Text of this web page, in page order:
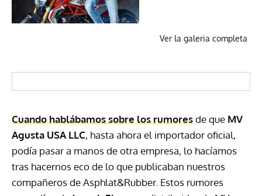
Ver la galeria completa
Cuando hablábamos sobre los rumoresde que MV
Agusta USA LLC, hasta ahora el importador oficial,
podía pasar a manos de otra empresa, lo hacíamos
tras hacernos eco de lo que publicaban nuestros
compañeros de Asphlat&Rubber. Estos rumores